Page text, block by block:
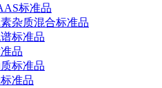
标准品
杂质混合标准品
标准品
品
标准品
准品